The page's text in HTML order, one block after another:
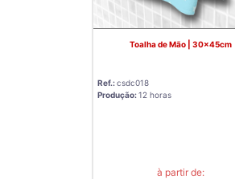
Toalha de Mão | 30x45cm
Ref.:csdc018
Produção:12 horas
à partir de: